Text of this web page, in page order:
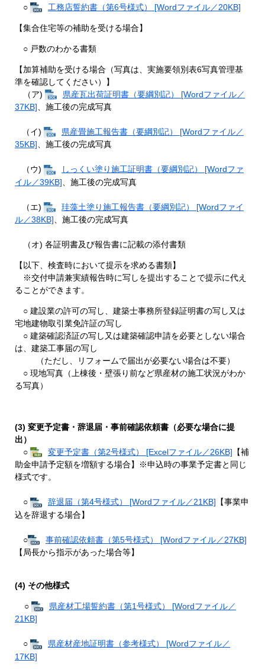
○ 工務店誓約書（第6号様式） [Wordファイル／20KB]
【集合住宅等の補助を受ける場合】
○ 戸数のわかる書類
【加算補助を受ける場合（写真は、実施要領別表6写真管理基
準を確認してください）】
（ア)
県産瓦出荷証明書（要綱別記） [Wordファイル／
37KB] 、施工後の完成写真
（イ)
県産畳施工報告書（要綱別記） [Wordファイル／
35KB]、施工後の完成写真
（ウ)
しっくい塗り施工証明書（要綱別記） [Wordファ
イル／39KB] 、施工後の完成写真
（エ)
珪藻土塗り施工報告書（要綱別記） [Wordファイ
ル／38KB] 、施工後の完成写真​
（オ) 各証明書及び報告書に記載の添付書類
【以下、検査時において提示を求める書類】
※交付申請兼実績報告時に写しを提出することで提示に代え
ることができます。
○ 建設業の許可の写し、建築士事務所登録証明書の写し又は
宅地建物取引業免許証の写し
○ 建築確認済証の写し又は建築確認申請を必要としない場合
は、建築工事届の写し
（ただし、リフォームで届出が必要ない場合は不要）
○ 現地写真（上棟後・壁張り前など県産材の施工状況がわか
る写真）
(3) 変更予定書・辞退届・事前確認依頼書（必要な場合に提
出）
○
変更予定書（第2号様式） [Excelファイル／26KB] 【補
助金申請予定額を増額する場合】※申込時の事業予定書と同じ
様式です。
○ 辞退届（第4号様式） [Wordファイル／21KB] 【事業申
込を辞退する場合】
○
事前確認依頼書（第5号様式） [Wordファイル／27KB]
【局長から指示があった場合等】
(4) その他様式
○
県産材工場誓約書（第1号様式） [Wordファイル／
21KB]
○
県産材産地証明書（参考様式） [Wordファイル／
17KB]